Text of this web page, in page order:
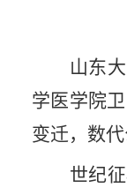
山东
学医学院
变迁，数
世纪